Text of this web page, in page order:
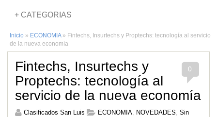
+ CATEGORIAS
Inicio » ECONOMIA » Fintechs, Insurtechs y Proptechs: tecnología al servicio
de la nueva economía
0
Fintechs, Insurtechs y
Proptechs: tecnología al
servicio de la nueva economía
Clasificados San Luis ECONOMIA, NOVEDADES, Sin